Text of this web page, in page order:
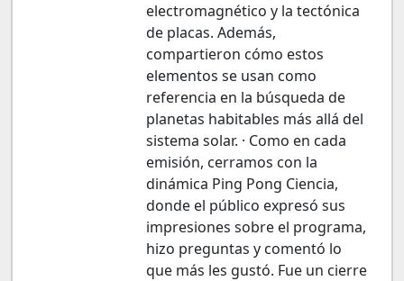
electromagnético y la tectónica
de placas. Además,
compartieron cómo estos
elementos se usan como
referencia en la búsqueda de
planetas habitables más allá del
sistema solar. · Como en cada
emisión, cerramos con la
dinámica Ping Pong Ciencia,
donde el público expresó sus
impresiones sobre el programa,
hizo preguntas y comentó lo
que más les gustó. Fue un cierre